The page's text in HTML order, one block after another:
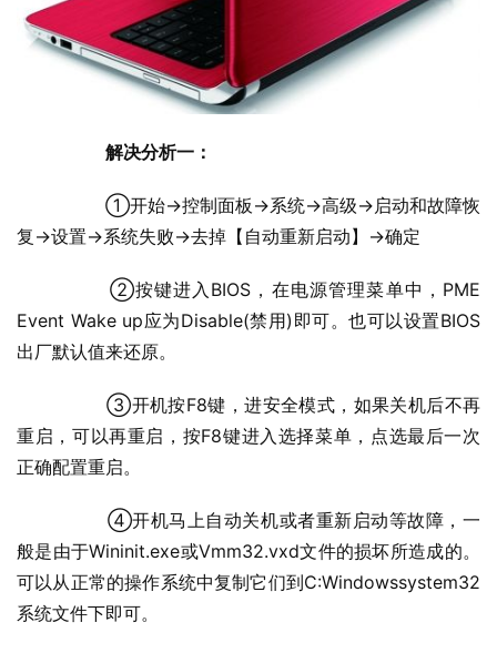
解决分析一：
复→设置→系统失败→去掉【自动重新启动】→确定
Event Wake up应为Disable(禁用)即可。也可以设置BIOS
出厂默认值来还原。
重启，可以再重启，按F8键进入选择菜单，点选最后一次
正确配置重启。
般是由于Wininit.exe或Vmm32.vxd文件的损坏所造成的。
可以从正常的操作系统中复制它们到C:Windowssystem32
系统文件下即可。